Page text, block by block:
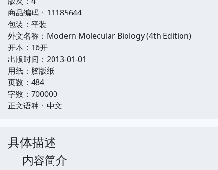
商品编码：11185644
包装：平装
外文名称：Modern Molecular Biology (4th Edition)
开本：16开
出版时间：2013-01-01
用纸：胶版纸
页数：484
字数：700000
正文语种：中文
具体描述
内容简介